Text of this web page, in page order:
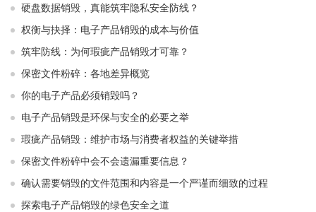
硬盘数据销毁，真能筑牢隐私安全防线？
权衡与抉择：电子产品销毁的成本与价值
筑牢防线：为何瑕疵产品销毁才可靠？
保密文件粉碎：各地差异概览
你的电子产品必须销毁吗？
电子产品销毁是环保与安全的必要之举​ ​
瑕疵产品销毁：维护市场与消费者权益的关键举措​ ​
保密文件粉碎中会不会遗漏重要信息？
确认需要销毁的文件范围和内容是一个严谨而细致的过程
探索电子产品销毁的绿色安全之道